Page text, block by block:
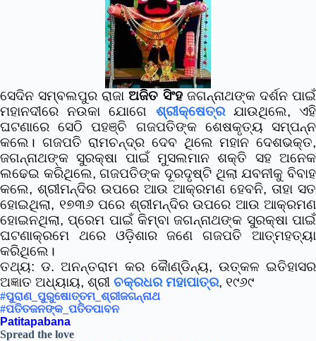
ସେଦିନ ସମ୍ବଲପୁର ରାଜାଅଜିତ ସିଂହଜଗନ୍ନାଥଙ୍କ ଦର୍ଶନ ପାଇଁ
ମହାନଦୀରେ ନଉକା ଯୋଗେ ଶ୍ରୀକ୍ଷେତ୍ରଯାଉଥିଲେ, ଏହି
ଘଟଣାରେ ସେଠି ପହଞ୍ଚି ଗଜପତିଙ୍କ ଶେଷକୃତ୍ୟ ସମ୍ପନ୍ନ
କଲେ। ଗଜପତି ରାମଚନ୍ଦ୍ର ଦେବ ଥିଲେ ମହାନ ଦେଶଭକ୍ତ,
ଜଗନ୍ନାଥଙ୍କ ସୁରକ୍ଷା ପାଇଁ ମୁସଲମାନ ଶକ୍ତି ସହ ଅନେକ
ଲଢେଇ କରିଥିଲେ, ଗଜପତିଙ୍କ ଦୂରଦୃଷ୍ଟି ଥିଲା ଯବନୀକୁ ବିବାହ
କଲେ, ଶ୍ରୀମନ୍ଦିର ଉପରେ ଆଉ ଆକ୍ରମଣ ହେବନି, ତାହା ସତ
ହୋଇଥିଲା, ୧୭୩୬ ପରେ ଶ୍ରୀମନ୍ଦିର ଉପରେ ଆଉ ଆକ୍ରମଣ
ହୋଇନଥିଲା, ପ୍ରେମ ପାଇଁ କିମ୍ବା ଜଗନ୍ନାଥଙ୍କ ସୁରକ୍ଷା ପାଇଁ
ଘଟଣାକ୍ରମେ ଥରେ ଓଡ଼ିଶାର ଜଣେ ଗଜପତି ଆତ୍ମହତ୍ୟା
କରିଥିଲେ।
ତଥ୍ୟ: ଡ. ଅନନ୍ତରାମ କର କୈାଣ୍ଡିନ୍ୟ, ଉତ୍କଳ ଇତିହାସର
ଅଜ୍ଞାତ ଅଧ୍ୟାୟ, ଶ୍ରୀ ଚକ୍ରଧର ମହାପାତ୍ର, ୧୯୬୯
#ପୁରାଣ_ପୁରୁଷୋତ୍ତମ_ଶ୍ରୀଜଗନ୍ନାଥ
#ପତିତଜନଙ୍କ_ପତିତପାବନ
Patitapabana
Spread the love